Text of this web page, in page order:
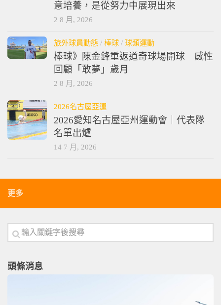
意培養，是從努力中展現出來
2 8 月, 2026
旅外球員動態 / 棒球 / 球類運動
棒球》陳金鋒重返道奇球場開球 感性
回顧「敢夢」歲月
2 8 月, 2026
2026名古屋亞運
2026愛知名古屋亞州運動會｜代表隊
名單出爐
14 7 月, 2026
更多
頭條消息